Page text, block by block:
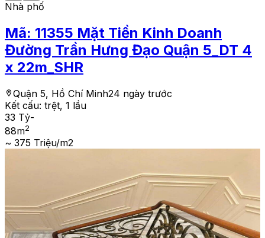
Nhà phố
Mã: 11355 Mặt Tiền Kinh Doanh
Đường Trần Hưng Đạo Quận 5_DT 4
x 22m_SHR
Quận 5, Hồ Chí Minh24 ngày trước
Kết cấu: trệt, 1 lầu
33 Tỷ-
88m2
~ 375 Triệu/m2